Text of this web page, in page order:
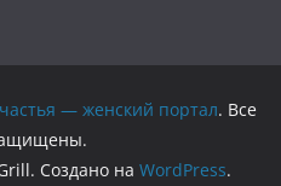
— женский портал. Все
Создано на WordPress.